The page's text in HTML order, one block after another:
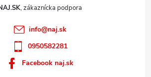
info@naj.sk
0950582281
Facebook naj.sk